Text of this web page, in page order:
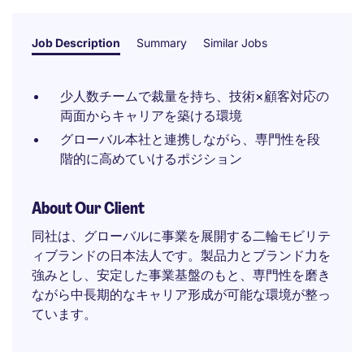
Job Description Summary Similar Jobs
少人数チームで裁量を持ち、技術×顧客対応の
両面からキャリアを築ける環境
グローバル本社と連携しながら、専門性を段
階的に高めていけるポジション
About Our Client
同社は、グローバルに事業を展開する二輪モビリテ
ィブランドの日本法人です。製品力とブランド力を
強みとし、安定した事業基盤のもと、専門性を磨き
ながら中長期的なキャリア形成が可能な環境が整っ
ています。